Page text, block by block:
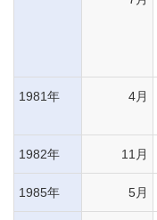
1981年 4月
1982年 11月
1985年 5月